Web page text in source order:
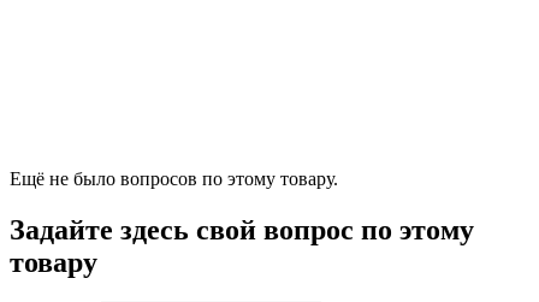
Ещё не было вопросов по этому товару.
Задайте здесь свой вопрос по этому
товару